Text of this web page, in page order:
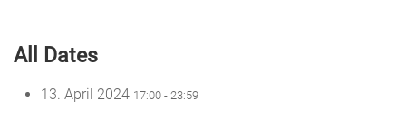
All Dates
13. April 2024 17:00 - 23:59